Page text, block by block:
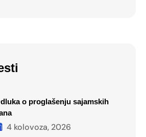
o proglašenju sajamskih
4 kolovoza, 2026